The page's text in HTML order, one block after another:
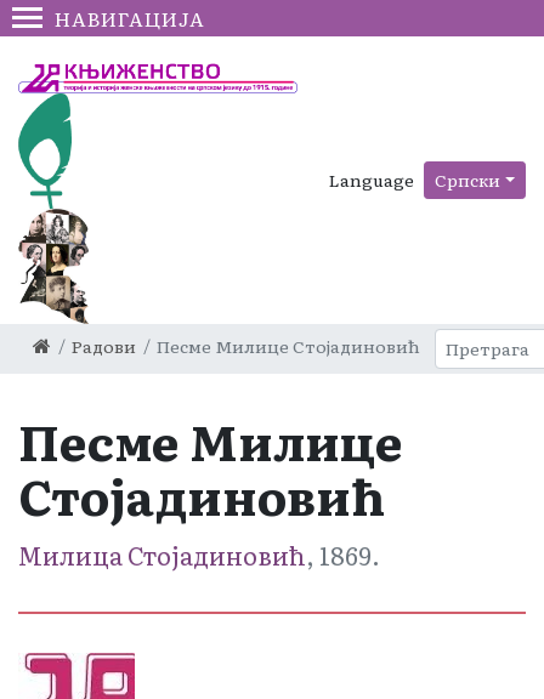
НАВИГАЦИЈА
Language Српски
Радови Песме Милице Стојадиновић
Песме Милице
Стојадиновић
Милица Стојадиновић, 1869.